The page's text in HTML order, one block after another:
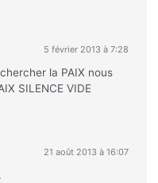
5 février 2013 à 7:28
la PAIX nous
SILENCE VIDE
21 août 2013 à 16:07